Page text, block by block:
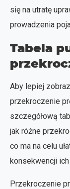
się na utratę
prowadzenia
Tabela
Aby lepiej
przekroczenie
szczegółową
jak różne
co ma na celu
konsekwencji ich
Przekroczenie